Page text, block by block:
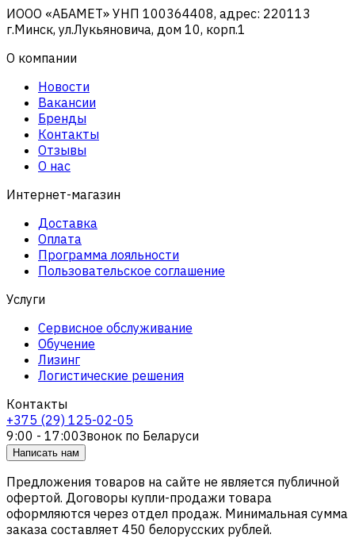
ИООО «АБАМЕТ» УНП 100364408, адрес: 220113
г.Минск, ул.Лукьяновича, дом 10, корп.1
О компании
Новости
Вакансии
Бренды
Контакты
Отзывы
О нас
Интернет-магазин
Доставка
Оплата
Программа лояльности
Пользовательское соглашение
Услуги
Сервисное обслуживание
Обучение
Лизинг
Логистические решения
Контакты
+375 (29) 125-02-05
9:00 - 17:00Звонок по Беларуси
Написать нам
Предложения товаров на сайте не является публичной
офертой. Договоры купли-продажи товара
оформляются через отдел продаж. Минимальная сумма
заказа составляет 450 белорусских рублей.